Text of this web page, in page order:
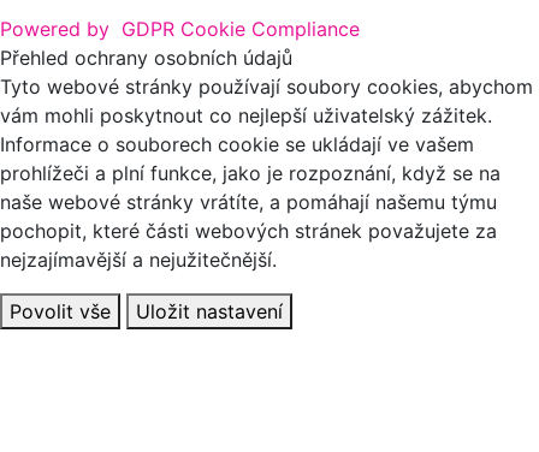
Powered by GDPR Cookie Compliance
Přehled ochrany osobních údajů
Tyto webové stránky používají soubory cookies, abychom
vám mohli poskytnout co nejlepší uživatelský zážitek.
Informace o souborech cookie se ukládají ve vašem
prohlížeči a plní funkce, jako je rozpoznání, když se na
naše webové stránky vrátíte, a pomáhají našemu týmu
pochopit, které části webových stránek považujete za
nejzajímavější a nejužitečnější.
Povolit vše Uložit nastavení